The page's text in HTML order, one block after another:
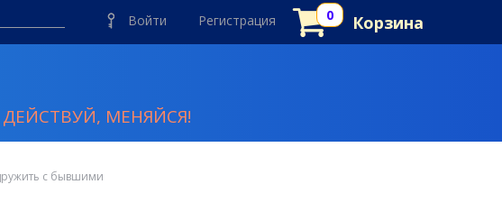
Войти Регистрация Корзина
МЕНЯЙСЯ!
с бывшими